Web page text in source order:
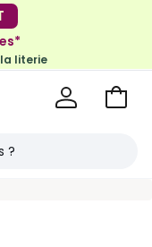
literie
Voir